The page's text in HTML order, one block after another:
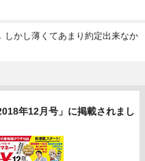
かし薄くてあまり約定出来なか
年12月号」に掲載されまし